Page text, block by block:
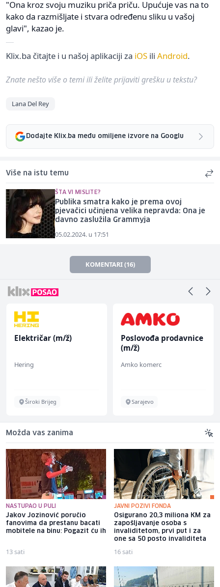
"Ona kroz svoju muziku priča priču. Upućuje vas na to
kako da razmišljate i stvara određenu sliku u vašoj
glavi", kazao je.
Klix.ba čitajte i u našoj aplikaciji za iOS ili Android.
Znate nešto više o temi ili želite prijaviti grešku u tekstu?
Lana Del Rey
Dodajte Klix.ba među omiljene izvore na Googlu
Više na istu temu
ŠTA VI MISLITE?
Publika smatra kako je prema ovoj
pjevačici učinjena velika nepravda: Ona je
davno zaslužila Grammyja
05.02.2024. u 17:51
KOMENTARI (16)
Električar (m/ž)
Hering
Široki Brijeg
Poslovođa prodavnice
(m/ž)
Amko komerc
Sarajevo
Možda vas zanima
NASTUPAO U PULI
Jakov Jozinović poručio
fanovima da prestanu bacati
mobitele na binu: Pogazit ću ih
13 sati
JAVNI POZIVI FONDA
Osigurano 20,3 miliona KM za
zapošljavanje osoba s
invaliditetom, prvi put i za
one sa 50 posto invaliditeta
16 sati